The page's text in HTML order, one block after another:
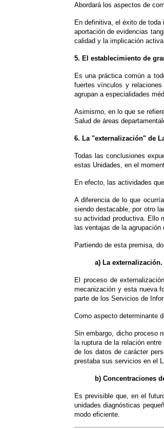
Abordará los aspectos de
En definitiva, el éxito de
aportación de evidencias
calidad y la implicación
5. El establecimiento de
Es una práctica común a
fuertes vínculos y
agrupan a especialidades
Asimismo, en lo que se
Salud de áreas
6. La "externalización" de
Todas las conclusiones
estas Unidades, en el
En efecto, las actividades
A diferencia de lo que
siendo destacable, por otro
su actividad productiva. Ello
las ventajas de la
Partiendo de esta premisa,
a) La externalización.
El proceso de
mecanización y esta nueva
parte de los Servicios de
Como aspecto determinante
Sin embargo, dicho proceso
la ruptura de la relación
de los datos de carácter
prestaba sus servicios en el
b) Concentraciones
Es previsible que, en el
unidades diagnósticas
modo eficiente.